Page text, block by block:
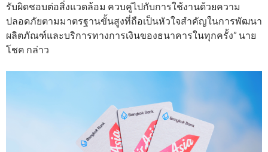
รับผิดชอบต่อสิ่งแวดล้อม ควบคู่ไปกับการใช้งานด้วยความ
ปลอดภัยตามมาตรฐานขั้นสูงที่ถือเป็นหัวใจสำคัญในการพัฒนา
ผลิตภัณฑ์และบริการทางการเงินของธนาคารในทุกครั้ง” นาย
โชค กล่าว